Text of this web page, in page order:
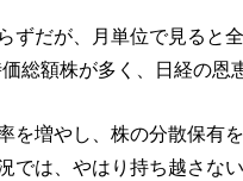
ずだが、月単位で見ると
総額株が多く、日経の恩
を増やし、株の分散保有
では、やはり持ち越さな